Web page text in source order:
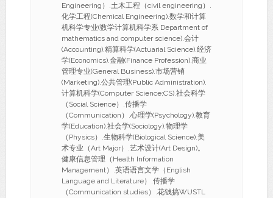
Engineering）.土木工程（civil engineering）.
化学工程(Chemical Engineering).数学和计算
机科学专业(数学计算机科学系 Department of
mathematics and computer science).会计
(Accounting).精算科学(Actuarial Science).经济
学(Economics).金融(Finance Profession).商业
管理专业(General Business).市场营销
(Marketing).公共管理(Public Administration).
计算机科学(Computer Science;CS).社会科学
（Social Science）.传播学
（Communication）.心理学(Psychology).教育
学(Education).社会学(Sociology).物理学
（Physics）.生物科学(Biological Science).美
术专业（Art Major）.艺术设计(Art Design)。
健康信息管理（Health Information
Management）.英语语言文学（English
Language and Literature）.传播学
（Communication studies）.花钱搞WUSTL